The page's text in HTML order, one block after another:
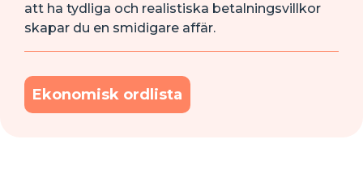
att ha tydliga och realistiska betalningsvillkor
skapar du en smidigare affär.
Ekonomisk ordlista